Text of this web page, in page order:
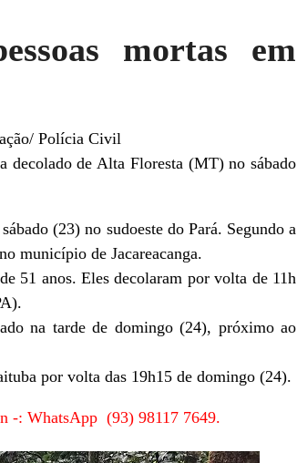
mortas em
Polícia Civil
de Alta Floresta (MT) no sábado
(23) no sudoeste do Pará. Segundo a
município de Jacareacanga.
51 anos. Eles decolaram por volta de 11h
na tarde de domingo (24), próximo ao
por volta das 19h15 de domingo (24).
-: WhatsApp (93) 98117 7649.